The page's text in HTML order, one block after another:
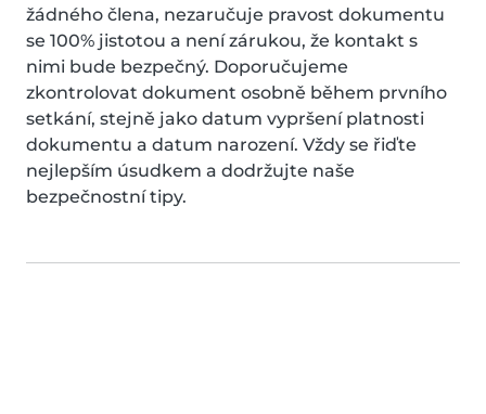
žádného člena, nezaručuje pravost dokumentu
se 100% jistotou a není zárukou, že kontakt s
nimi bude bezpečný. Doporučujeme
zkontrolovat dokument osobně během prvního
setkání, stejně jako datum vypršení platnosti
dokumentu a datum narození. Vždy se řiďte
nejlepším úsudkem a dodržujte naše
bezpečnostní tipy.